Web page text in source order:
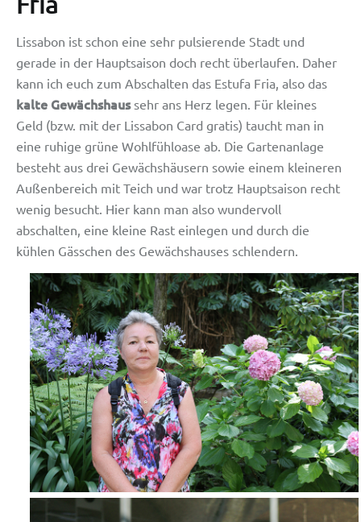
Lissabon ist schon eine sehr pulsierende Stadt und
gerade in der Hauptsaison doch recht überlaufen. Daher
kann ich euch zum Abschalten das Estufa Fria, also das
kalte Gewächshaussehr ans Herz legen. Für kleines
Geld (bzw. mit der Lissabon Card gratis) taucht man in
eine ruhige grüne Wohlfühloase ab. Die Gartenanlage
besteht aus drei Gewächshäusern sowie einem kleineren
Außenbereich mit Teich und war trotz Hauptsaison recht
wenig besucht. Hier kann man also wundervoll
abschalten, eine kleine Rast einlegen und durch die
kühlen Gässchen des Gewächshauses schlendern.